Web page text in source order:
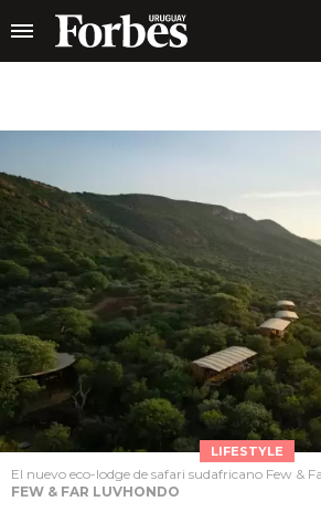
LIFESTYLE
El nuevo eco-lodge de safari sudafricano Few &
FEW & FAR LUVHONDO